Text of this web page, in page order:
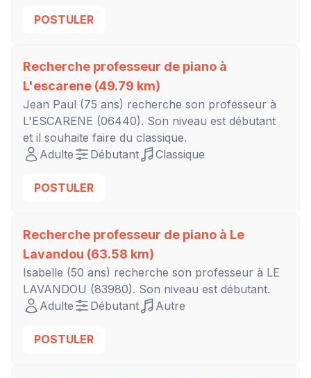
POSTULER
Recherche professeur de piano à
L'escarene (49.79 km)
Jean Paul (75 ans) recherche son professeur à
L'ESCARENE (06440). Son niveau est débutant
et il souhaite faire du classique.
Adulte
Débutant Classique
POSTULER
Recherche professeur de piano à Le
Lavandou (63.58 km)
Isabelle (50 ans) recherche son professeur à LE
LAVANDOU (83980). Son niveau est débutant.
Adulte
Débutant Autre
POSTULER